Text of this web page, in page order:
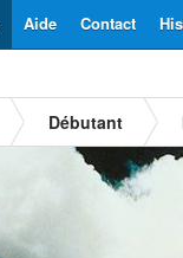
Contact
Aide
Débutant